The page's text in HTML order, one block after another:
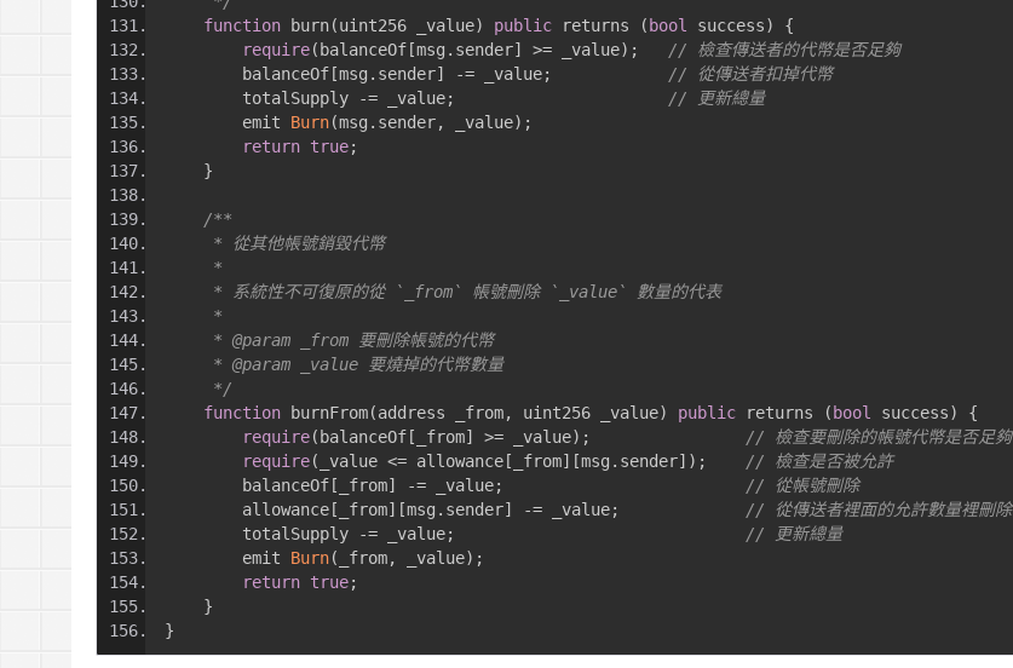
function burn(uint256 _value) public returns ( bool success)
{
require( balanceOf [msg . sender] >= _value);
// 檢查傳送者的代幣是否足夠
        balanceOf
[msg . sender] -= _value;
// 從傳送者扣掉代幣
        totalSupply
-= _value;
// 更新總量
        emit
Burn(msg . sender, _value);
return true;
}
/**
     * 從其他帳號銷毀代幣
     *
     * 系統性不可復原的從 `_from` 帳號刪除 `_value` 數量的代表
     *
     * @param _from 要刪除帳號的代幣
     * @param _value 要燒掉的代幣數量
     */
function burnFrom(address _from, uint256 _value) public returns ( bool success)
{
require( balanceOf [ _from] >= _value);
// 檢查要刪除的帳號代幣是否足夠
require( _value <= allowance [ _from][msg . sender]);
// 檢查是否被允許
        balanceOf
[ _from] -= _value;
// 從帳號刪除
        allowance
[ _from][msg . sender] -= _value;
// 從傳送者裡面的允許數量裡刪除
        totalSupply
-= _value;
// 更新總量
        emit
Burn( _from, _value);
return true;
}
}